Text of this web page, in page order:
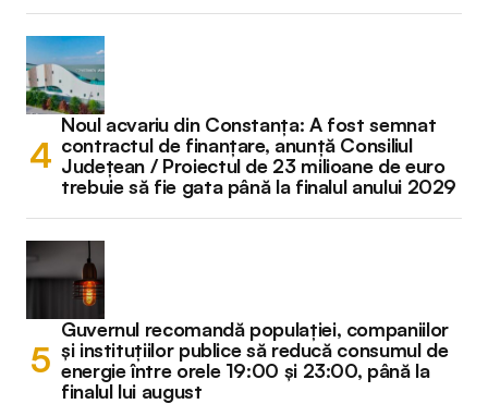
Noul acvariu din Constanța: A fost semnat
contractul de finanțare, anunță Consiliul
Județean / Proiectul de 23 milioane de euro
trebuie să fie gata până la finalul anului 2029
Guvernul recomandă populației, companiilor
și instituțiilor publice să reducă consumul de
energie între orele 19:00 și 23:00, până la
finalul lui august